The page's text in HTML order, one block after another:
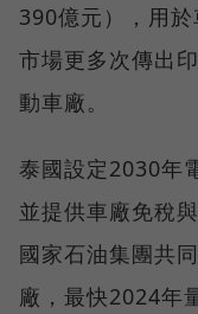
390億元），用於
市場更多次傳出
動車廠。
泰國設定2030年
並提供車廠免稅
國家石油集團共
廠，最快2024年